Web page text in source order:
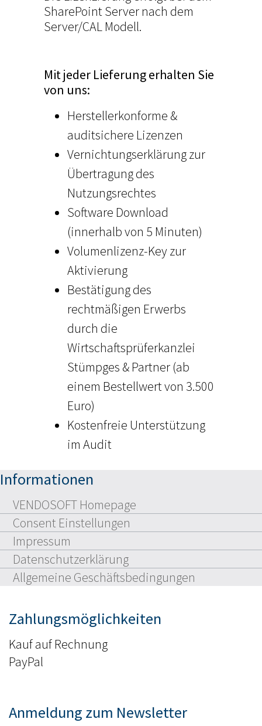
SharePoint Server nach dem
Server/CAL Modell.
Mit jeder Lieferung erhalten Sie
von uns:
Herstellerkonforme &
auditsichere Lizenzen
Vernichtungserklärung zur
Übertragung des
Nutzungsrechtes
Software Download
(innerhalb von 5 Minuten)
Volumenlizenz-Key zur
Aktivierung
Bestätigung des
rechtmäßigen Erwerbs
durch die
Wirtschaftsprüferkanzlei
Stümpges & Partner (ab
einem Bestellwert von 3.500
Euro)
Kostenfreie Unterstützung
im Audit
Informationen
VENDOSOFT Homepage
Consent Einstellungen
Impressum
Datenschutzerklärung
Allgemeine Geschäftsbedingungen
Zahlungsmöglichkeiten
Kauf auf Rechnung
PayPal
Anmeldung zum Newsletter